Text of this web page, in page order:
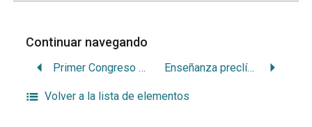
Continuar navegando
Primer Congreso Gremial Odontológico Nacional Enseñanza preclínica de prótesis a placa sobre modelos de goma en la Facultad de Odontología de Montevideo
Volver a la lista de elementos